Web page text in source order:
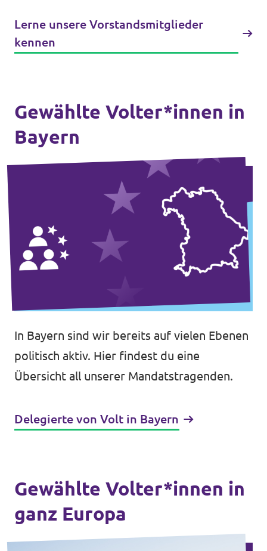
Impressum
Lerne unsere Vorstandsmitglieder
kennen
Gewählte Volter*innen in
Bayern
In Bayern sind wir bereits auf vielen Ebenen
politisch aktiv. Hier findest du eine
Übersicht all unserer Mandatstragenden.
Delegierte von Volt in Bayern
Gewählte Volter*innen in
ganz Europa